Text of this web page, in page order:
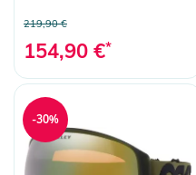
219,90 €
154,90 €*
-30%